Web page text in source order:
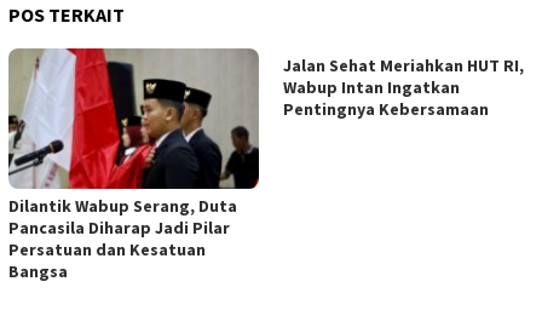
POS TERKAIT
Dilantik Wabup Serang, Duta
Pancasila Diharap Jadi Pilar
Persatuan dan Kesatuan
Bangsa
Jalan Sehat Meriahkan HUT RI,
Wabup Intan Ingatkan
Pentingnya Kebersamaan